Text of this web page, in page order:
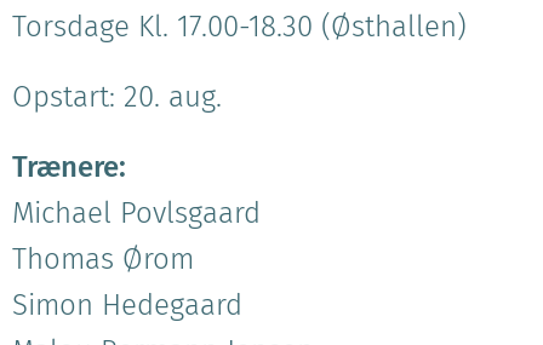
Torsdage Kl. 17.00-18.30 (Østhallen)
Opstart: 20. aug.
Trænere:
Michael Povlsgaard
Thomas Ørom
Simon Hedegaard